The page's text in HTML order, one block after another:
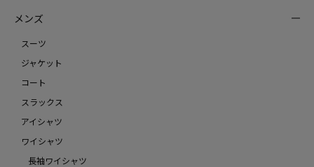
メンズ
スーツ
ジャケット
コート
スラックス
アイシャツ
ワイシャツ
長袖ワイシャツ